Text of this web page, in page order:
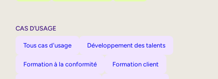
CAS D’USAGE
Tous cas d'usage Développement des talents
Formation à la conformité Formation client